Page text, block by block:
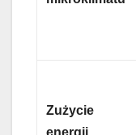
Zużycie
energii